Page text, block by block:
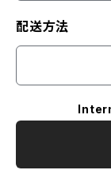
配送方法